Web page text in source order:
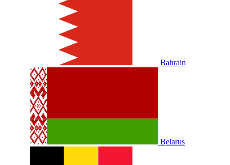
Bahrain
Belarus